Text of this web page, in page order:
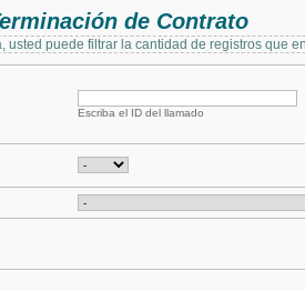
de Contrato
usted puede filtrar la cantidad de registros que
Escriba el ID del llamado